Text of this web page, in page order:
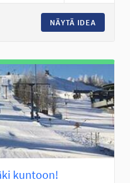
NÄYTÄ IDEA
kuntoon!